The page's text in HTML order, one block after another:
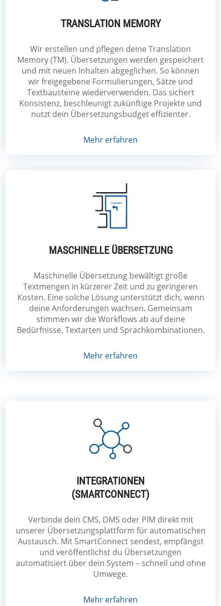
TRANSLATION MEMORY
Wir erstellen und pflegen deine Translation
Memory (TM). Übersetzungen werden gespeichert
und mit neuen Inhalten abgeglichen. So können
wir freigegebene Formulierungen, Sätze und
Textbausteine wiederverwenden. Das sichert
Konsistenz, beschleunigt zukünftige Projekte und
nutzt dein Übersetzungsbudget effizienter.
Mehr erfahren
MASCHINELLE ÜBERSETZUNG
Maschinelle Übersetzung bewältigt große
Textmengen in kürzerer Zeit und zu geringeren
Kosten. Eine solche Lösung unterstützt dich, wenn
deine Anforderungen wachsen. Gemeinsam
stimmen wir die Workflows ab auf deine
Bedürfnisse, Textarten und Sprachkombinationen.
Mehr erfahren
INTEGRATIONEN
(SMARTCONNECT)
Verbinde dein CMS, DMS oder PIM direkt mit
unserer Übersetzungsplattform für automatischen
Austausch. Mit SmartConnect sendest, empfängst
und veröffentlichst du Übersetzungen
automatisiert über dein System – schnell und ohne
Umwege.
Mehr erfahren